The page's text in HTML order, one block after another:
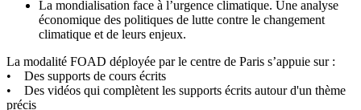
La mondialisation face à l’urgence climatique. Une analyse
économique des politiques de lutte contre le changement
climatique et de leurs enjeux.
La modalité FOAD déployée par le centre de Paris s’appuie sur :
• Des supports de cours écrits
• Des vidéos qui complètent les supports écrits autour d'un thème
précis